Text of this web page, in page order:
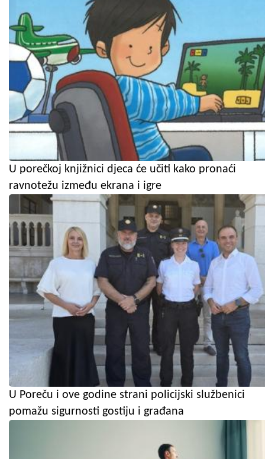
U porečkoj knjižnici djeca će učiti kako pronaći
ravnotežu između ekrana i igre
U Poreču i ove godine strani policijski službenici
pomažu sigurnosti gostiju i građana